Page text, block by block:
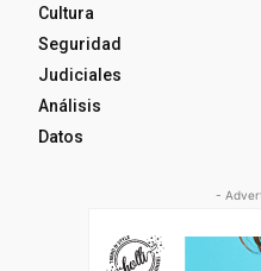
Cultura
Seguridad
Judiciales
Análisis
Datos
-